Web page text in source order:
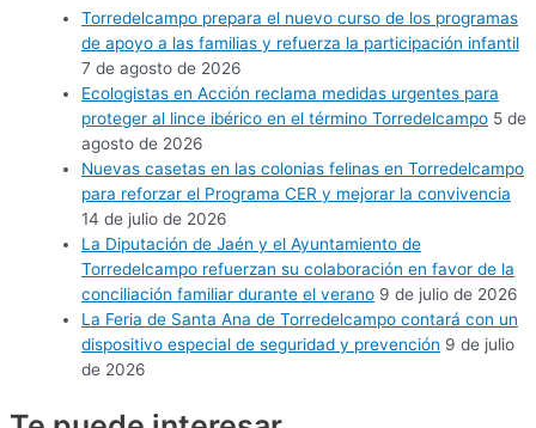
Torredelcampo prepara el nuevo curso de los programas
de apoyo a las familias y refuerza la participación infantil
7 de agosto de 2026
Ecologistas en Acción reclama medidas urgentes para
proteger al lince ibérico en el término Torredelcampo 5 de
agosto de 2026
Nuevas casetas en las colonias felinas en Torredelcampo
para reforzar el Programa CER y mejorar la convivencia
14 de julio de 2026
La Diputación de Jaén y el Ayuntamiento de
Torredelcampo refuerzan su colaboración en favor de la
conciliación familiar durante el verano 9 de julio de 2026
La Feria de Santa Ana de Torredelcampo contará con un
dispositivo especial de seguridad y prevención 9 de julio
de 2026